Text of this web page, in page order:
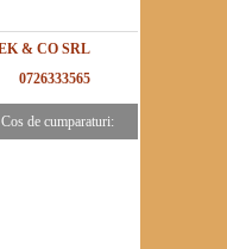
& CO SRL
0726333565
Cos de cumparaturi: